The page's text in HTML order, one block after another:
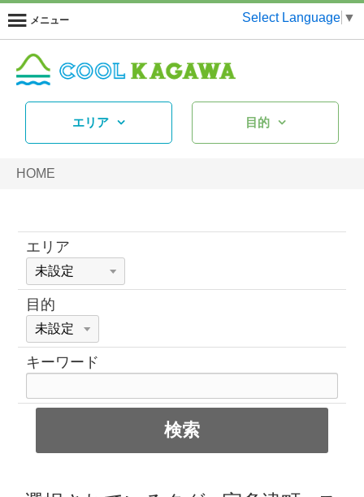
メニュー Select Language ▼
エリア 目的
HOME
エリア
目的
キーワード